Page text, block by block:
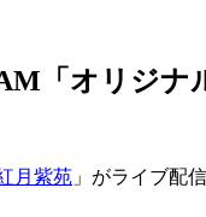
「オリジナ
月紫苑 」がライブ配